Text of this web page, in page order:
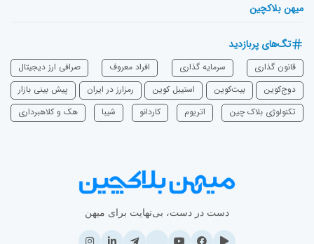
میهن بلاکچین
تگ‌های پربازدید
قانون گذاری سرمایه‌ گذاری افراد معروف
صرافی ارز دیجیتال
دوج‌کوین
بیت‌کوین استیبل کوین رمزارز در ایران
پیش بینی بازار
تکنولوژی بلاک چین
اتریوم ‌کاردانو شیبا هک و کلاهبرداری
دست در دست، بی‌نهایت برای میهن